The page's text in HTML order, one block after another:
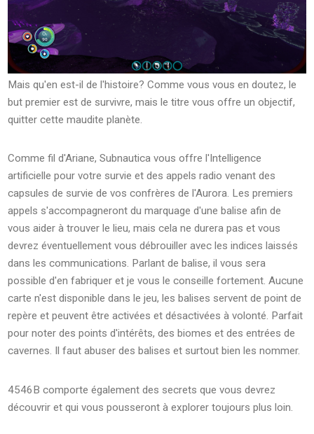
Mais qu'en est-il de l'histoire? Comme vous vous en doutez, le
but premier est de survivre, mais le titre vous offre un objectif,
quitter cette maudite planète.
Comme fil d'Ariane, Subnautica vous offre l'Intelligence
artificielle pour votre survie et des appels radio venant des
capsules de survie de vos confrères de l'Aurora. Les premiers
appels s'accompagneront du marquage d'une balise afin de
vous aider à trouver le lieu, mais cela ne durera pas et vous
devrez éventuellement vous débrouiller avec les indices laissés
dans les communications. Parlant de balise, il vous sera
possible d'en fabriquer et je vous le conseille fortement. Aucune
carte n'est disponible dans le jeu, les balises servent de point de
repère et peuvent être activées et désactivées à volonté. Parfait
pour noter des points d'intérêts, des biomes et des entrées de
cavernes. Il faut abuser des balises et surtout bien les nommer.
4546B comporte également des secrets que vous devrez
découvrir et qui vous pousseront à explorer toujours plus loin.